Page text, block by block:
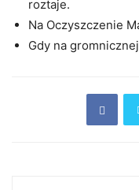
roztaje.
Na Oczyszczenie
Gdy na